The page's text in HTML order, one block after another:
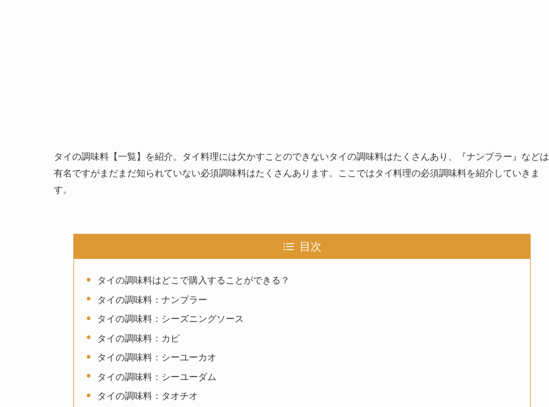
タイの調味料【一覧】を紹介。タイ料理には欠かすことのできないタイの調味料はたくさんあり、『ナンプラー』などは
有名ですがまだまだ知られていない必須調味料はたくさんあります。ここではタイ料理の必須調味料を紹介していきま
す。
目次
タイの調味料はどこで購入することができる？
タイの調味料：ナンプラー
タイの調味料：シーズニングソース
タイの調味料：カピ
タイの調味料：シーユーカオ
タイの調味料：シーユーダム
タイの調味料：タオチオ